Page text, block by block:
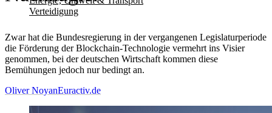
Verteidigung
Zwar hat die Bundesregierung in der vergangenen Legislaturperiode
die Förderung der Blockchain-Technologie vermehrt ins Visier
genommen, bei der deutschen Wirtschaft kommen diese
Bemühungen jedoch nur bedingt an.
Oliver NoyanEuractiv.de